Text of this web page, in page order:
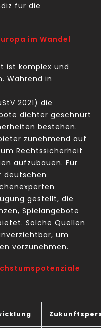
für die
im Wandel
ist komplex und
Während in
2021) die
dichter geschnürt
bestehen.
zunehmend auf
Rechtssicherheit
aufzubauen. Für
deutschen
gestellt, die
Spielangebote
Solche Quellen
um
vorzunehmen.